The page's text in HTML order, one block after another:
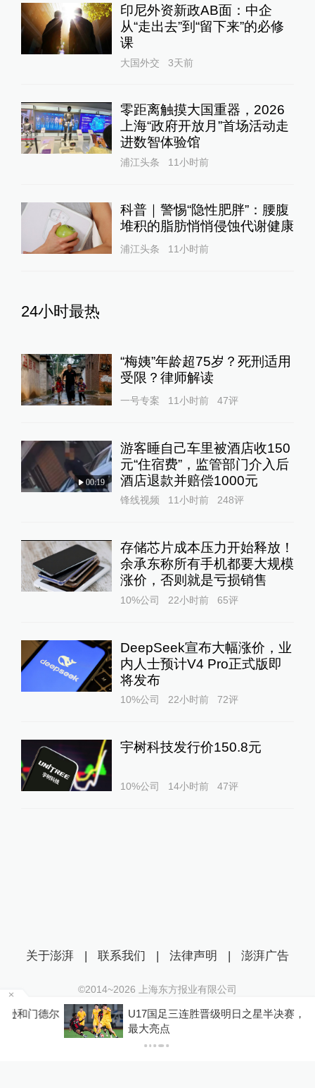
印尼外资新政AB面：中企
从“走出去”到“留下来”的必修
课
大国外交 3天前
零距离触摸大国重器，2026
上海“政府开放月”首场活动走
进数智体验馆
浦江头条 11小时前
科普｜警惕“隐性肥胖”：腰腹
堆积的脂肪悄悄侵蚀代谢健康
浦江头条 11小时前
24小时最热
“梅姨”年龄超75岁？死刑适用
受限？律师解读
一号专案 11小时前 47评
00:19
游客睡自己车里被酒店收150
元“住宿费”，监管部门介入后
酒店退款并赔偿1000元
锋线视频 11小时前 248评
存储芯片成本压力开始释放！
余承东称所有手机都要大规模
涨价，否则就是亏损销售
10%公司 22小时前 65评
DeepSeek宣布大幅涨价，业
内人士预计V4 Pro正式版即
将发布
10%公司 22小时前 72评
宇树科技发行价150.8元
10%公司 14小时前 47评
U17国足三连胜晋级明日之星半决赛，定位球成
最大亮点
关于澎湃 | 联系我们 | 法律声明 | 澎湃广告
©2014~2026 上海东方报业有限公司
沪ICP证：沪B2-20170116 | 沪ICP备14003370号
互联网新闻信息服务许可证：31120170006
沪公网安备 31010602000299号